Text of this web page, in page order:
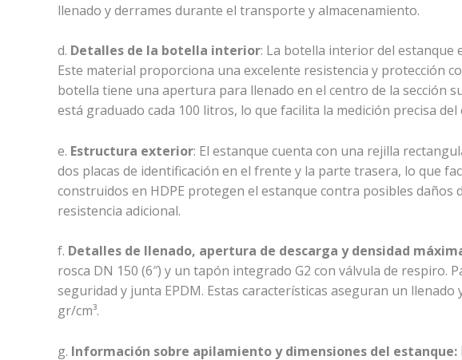
llenado y derrames durante el transporte y almacenamiento.
d. Detalles de la botella interior: La botella interior del estanque
Este material proporciona una excelente resistencia y protección
botella tiene una apertura para llenado en el centro de la sección
está graduado cada 100 litros, lo que facilita la medición precisa del
e. Estructura exterior: El estanque cuenta con una rejilla
dos placas de identificación en el frente y la parte trasera, lo que
construidos en HDPE protegen el estanque contra posibles
resistencia adicional.
f. Detalles de llenado, apertura de descarga y densidad
rosca DN 150 (6″) y un tapón integrado G2 con válvula de respiro.
seguridad y junta EPDM. Estas características aseguran un
gr/cm³.
g. Información sobre apilamiento y dimensiones del estanque: